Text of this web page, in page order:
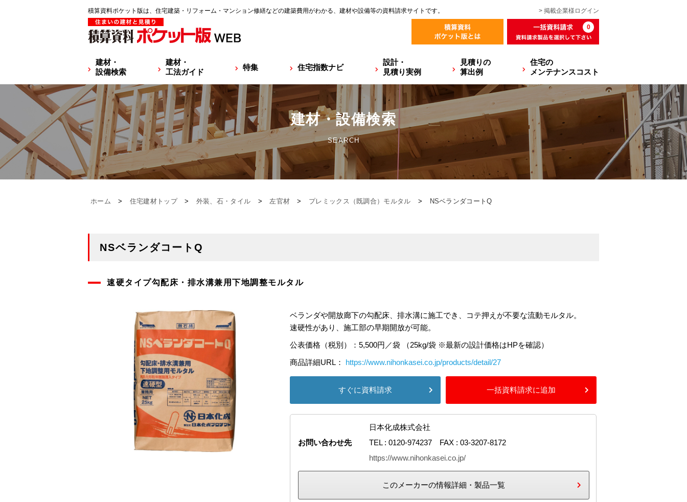
積算資料ポケット版は、住宅建築・リフォーム・マンション修繕などの建築費用がわかる、建材や設備等の資料請求サイトです。 > 掲載企業様 ログイン
0
建材・
設備検索
建材・
工法ガイド
特集 住宅指数ナビ
設計・
見積り実例
見積りの
算出例
住宅の
メンテナンスコスト
建材・設備検索
SEARCH
ホーム > 住宅建材トップ > 外装、石・タイル > 左官材 > プレミックス（既調合）モルタル > NSベランダコートQ
NSベランダコートQ
速硬タイプ勾配床・排水溝兼用下地調整モルタル
ベランダや開放廊下の勾配床、排水溝に施工でき、コテ押えが不要な流動モルタル。
速硬性があり、施工部の早期開放が可能。
公表価格（税別）：5,500円／袋 （25kg/袋 ※最新の設計価格はHPを確認）
商品詳細URL： https://www.nihonkasei.co.jp/products/detail/27
すぐに資料請求 一括資料請求に追加
お問い合わせ先
日本化成株式会社
TEL : 0120-974237 FAX : 03-3207-8172
https://www.nihonkasei.co.jp/
このメーカーの情報詳細・製品一覧